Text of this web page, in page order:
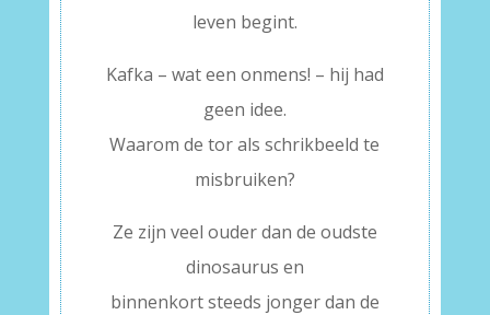
leven begint.
Kafka – wat een onmens! – hij had
geen idee.
Waarom de tor als schrikbeeld te
misbruiken?
Ze zijn veel ouder dan de oudste
dinosaurus en
binnenkort steeds jonger dan de